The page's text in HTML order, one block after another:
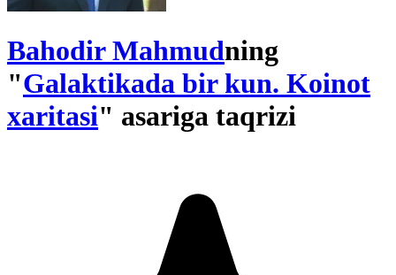
Bahodir Mahmudning
"Galaktikada bir kun. Koinot
xaritasi" asariga taqrizi